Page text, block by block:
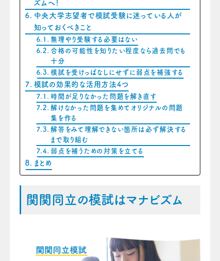
ズムへ！
中央大学志望者で模試受験に迷っている人が
知っておくべきこと
無理やり受験する必要はない
合格の可能性を知りたい程度なら過去問でも
十分
模試を受けっぱなしにせずに弱点を補強する
模試の効果的な活用方法4つ
時間が足りなかった問題を解き直す
解けなかった問題を集めてオリジナルの問題
集を作る
解答をみて理解できない箇所は必ず解決する
まで取り組む
弱点を補うための対策を立てる
まとめ
関関同立の模試はマナビズム